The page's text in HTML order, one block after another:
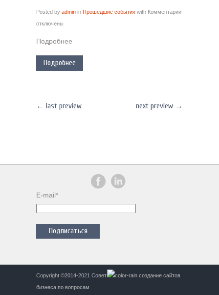
Posted by admin in Прошедшие события with Комментарии
отключены
Подробнее
Подробнее
← last preview next preview →
E-mail*
Copyright ©2014-2021 Совет
бизнеса по вопросам